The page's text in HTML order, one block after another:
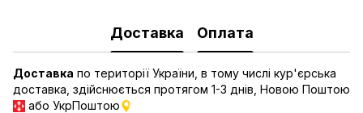
Доставка Оплата
Доставка по території України, в тому числі кур'єрська
доставка, здійснюється протягом 1-3 днів, Новою Поштою
або УкрПоштою